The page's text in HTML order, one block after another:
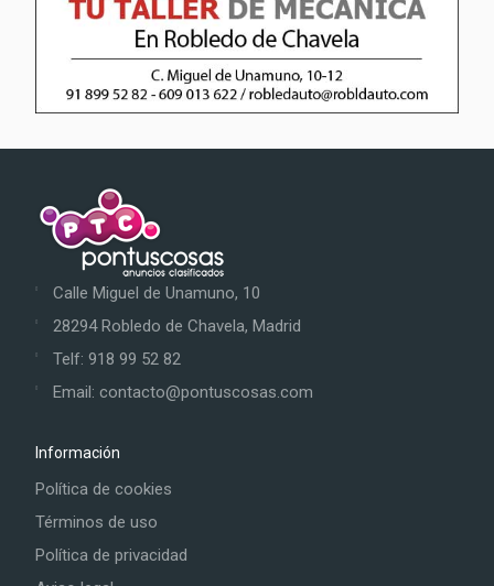
Calle Miguel de Unamuno, 10
28294 Robledo de Chavela, Madrid
Telf: 918 99 52 82
Email: contacto@pontuscosas.com
Información
Política de cookies
Términos de uso
Política de privacidad